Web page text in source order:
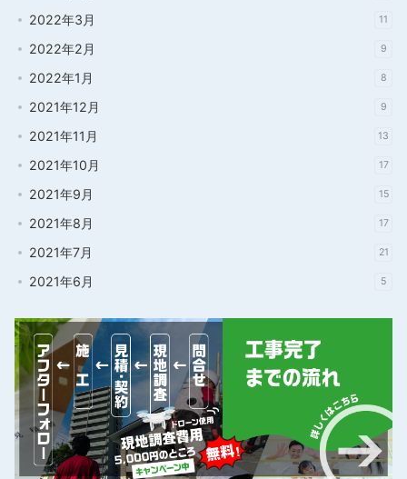
2022年3月 11
2022年2月 9
2022年1月 8
2021年12月 9
2021年11月 13
2021年10月 17
2021年9月 15
2021年8月 17
2021年7月 21
2021年6月 5